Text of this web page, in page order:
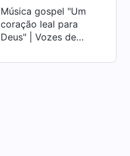
Música gospel "Um
coração leal para
Deus" | Vozes de